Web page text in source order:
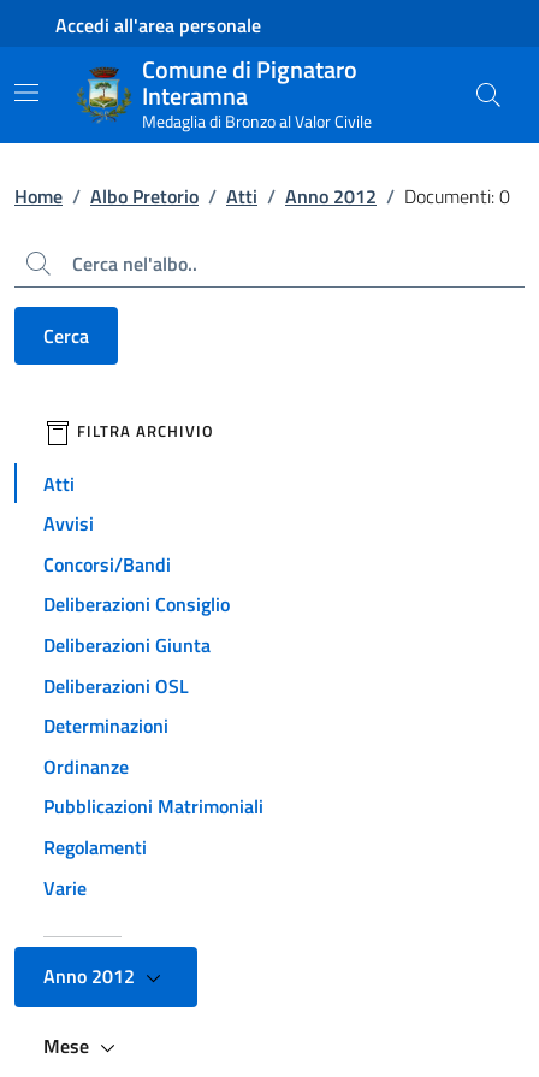
Contenuto principale
Piede di paginaAccedi all'area personale
Comune di Pignataro
Interamna
Medaglia di Bronzo al Valor Civile
Home / Albo Pretorio / Atti / Anno 2012 / Documenti: 0
Cerca
Cerca
filtri da applicare
FILTRA ARCHIVIO
Atti
Avvisi
Concorsi/Bandi
Deliberazioni Consiglio
Deliberazioni Giunta
Deliberazioni OSL
Determinazioni
Ordinanze
Pubblicazioni Matrimoniali
Regolamenti
Varie
Anno 2012
Mese